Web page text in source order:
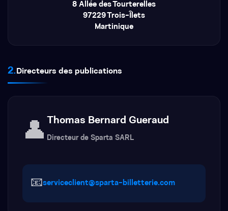
8 Allée des Tourterelles
97229 Trois-Îlets
Martinique
2. Directeurs des publications
👤 Thomas Bernard Gueraud
Directeur de Sparta SARL
📧 serviceclient@sparta-billetterie.com